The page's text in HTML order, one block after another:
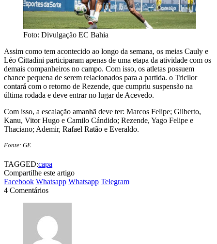
Foto: Divulgação EC Bahia
Assim como tem acontecido ao longo da semana, os meias Cauly e
Léo Cittadini participaram apenas de uma etapa da atividade com os
demais companheiros no campo. Com isso, os atletas possuem
chance pequena de serem relacionados para a partida. o Tricilor
contará com o retorno de Rezende, que cumpriu suspensão na
última rodada e deve entrar no lugar de Acevedo.
Com isso, a escalação amanhã deve ter: Marcos Felipe; Gilberto,
Kanu, Vitor Hugo e Camilo Cándido; Rezende, Yago Felipe e
Thaciano; Ademir, Rafael Ratão e Everaldo.
Fonte: GE
TAGGED:capa
Compartilhe este artigo
Facebook Whatsapp Whatsapp Telegram
4 Comentários